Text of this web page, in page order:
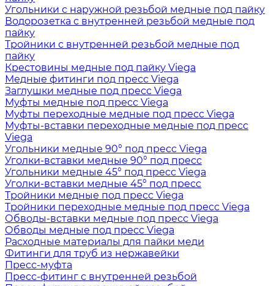
Угольники с наружной резьбой медные под пайку
Водорозетка с внутренней резьбой медные под
пайку
Тройники с внутренней резьбой медные под
пайку
Крестовины медные под пайку Viega
Медные фитинги под пресс Viega
Заглушки медные под пресс Viega
Муфты медные под пресс Viega
Муфты переходные медные под пресс Viega
Муфты-вставки переходные медные под пресс
Viega
Угольники медные 90° под пресс Viega
Уголки-вставки медные 90° под пресс
Угольники медные 45° под пресс Viega
Уголки-вставки медные 45° под пресс
Тройники медные под пресс Viega
Тройники переходные медные под пресс Viega
Обводы-вставки медные под пресс Viega
Обводы медные под пресс Viega
Расходные материалы для пайки меди
Фитинги для труб из нержавейки
Пресс-муфта
Пресс-фитинг с внутренней резьбой